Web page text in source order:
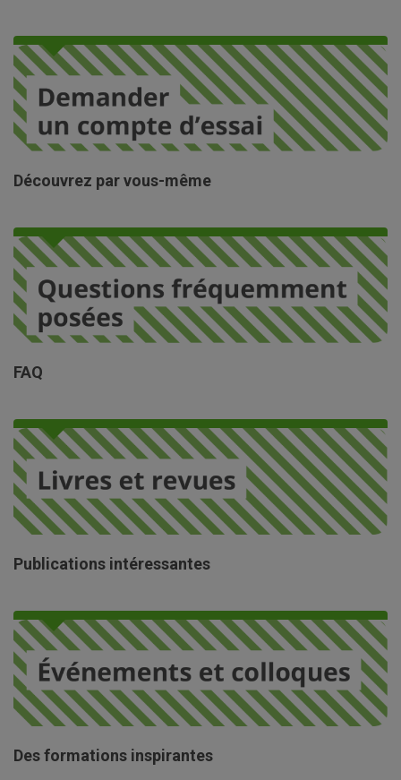
Découvrez par vous-même
FAQ
Publications intéressantes
Des formations inspirantes